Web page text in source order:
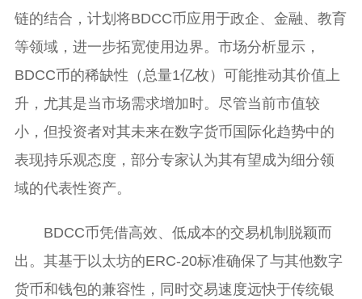
链的结合，计划将BDCC币应用于政企、金融、教育
等领域，进一步拓宽使用边界。市场分析显示，
BDCC币的稀缺性（总量1亿枚）可能推动其价值上
升，尤其是当市场需求增加时。尽管当前市值较
小，但投资者对其未来在数字货币国际化趋势中的
表现持乐观态度，部分专家认为其有望成为细分领
域的代表性资产。
BDCC币凭借高效、低成本的交易机制脱颖而
出。其基于以太坊的ERC-20标准确保了与其他数字
货币和钱包的兼容性，同时交易速度远快于传统银